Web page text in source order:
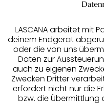
LASCANA arbeitet mit
deinem Endgerät
oder die von uns
Daten zur
auch zu eigenen
Zwecken Dritter
erfordert nicht nur die
bzw. die Übermittlung